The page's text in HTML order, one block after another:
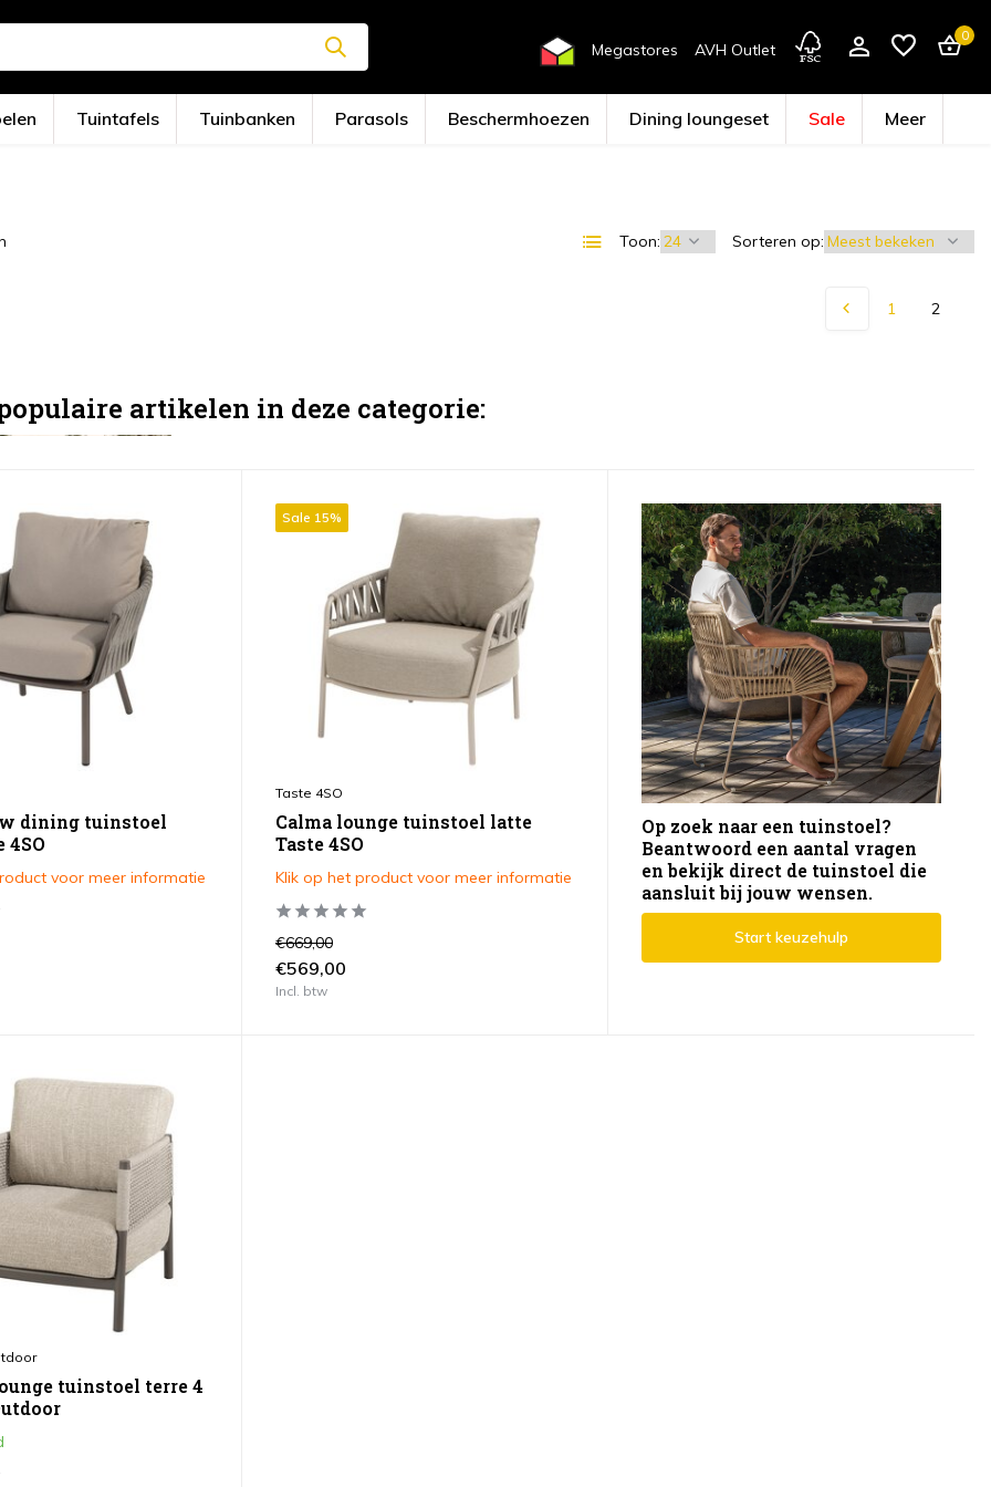
Megastores AVH Outlet
Account aanmaken
0
Tuintafels Tuinbanken Parasols Beschermhoezen Dining loungeset Sale Meer
Toon: Sorteren op:
1 2
artikelen in deze categorie:
dining tuinstoel
4SO
voor meer informatie
Sale 15%
Taste 4SO
Calma lounge tuinstoel latte
Taste 4SO
Klik op het product voor meer informatie
€669,00
€569,00
Incl. btw
Op zoek naar een tuinstoel?
Beantwoord een aantal vragen
en bekijk direct de tuinstoel die
aansluit bij jouw wensen.
Start keuzehulp
tuinstoel terre 4